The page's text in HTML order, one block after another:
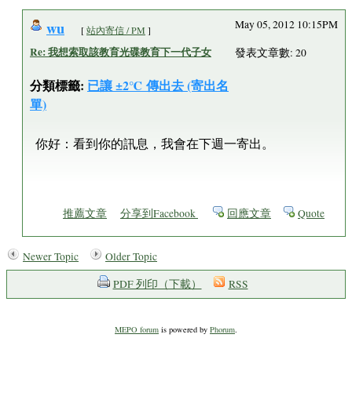
wu [站內寄信 / PM ]
Re: 我想索取該教育光碟教育下一代子女
分類標籤: 已讓 ±2℃ 傳出去 (寄出名
單)
May 05, 2012 10:15PM
發表文章數: 20
你好：看到你的訊息，我會在下週一寄出。
推薦文章 分享到Facebook 回應文章 Quote
Newer Topic
Older Topic
PDF 列印（下載）
RSS
MEPO forum is powered by Phorum.